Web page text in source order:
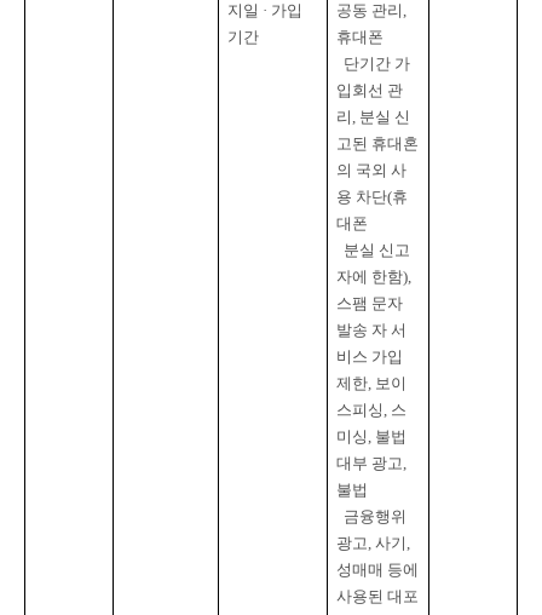
지일 · 가입
기간
공동 관리
휴대폰
입회선 관
리, 분실 신
고된 휴대혼
의 국외 사
용 차단(휴
대폰
자에 한함
스팸 문자
발송 자 서
비스 가입
제한, 보이
스피싱, 스
미싱, 불법
대부 광고
불법
광고, 사기
성매매 등에
사용된 대포